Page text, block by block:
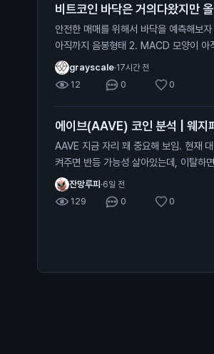
비트코인 바닥은 거의다왔지만
안전한 매매를 위해서 바닥을 예측해보자 현재 자리에서 풀매수는 비추하는 이유 1. 하이킨아시 주봉이
아직까지 음봉형태 2. MACD 모양이 아직 바닥 안쪽으로 더 들어가야함 3. 스톡캐스틱 모양 또한 쌍
바닥형태로 내려가고 있는 진행형 상태라 추가하
다가 더 떨어지면 풀매수하냐? 그건 또 아님 지금부터 서서히 10~20%씩 신저점 갱신할때마다
보는게 제일 베스트
grayscale·17시간 전
12 0 0
에이브(AAVE) 코인 분석 | 웨지
AAVE 지금 자리 꽤 중요해 보임. 현재 대형 웨지 하단 지지선인 96.3달러 부근 테스트 중임. 여기 지
켜주면 반등 가능성 살아있는데, 이탈하면 하락 힘이
점, 저점이 계속 낮아지는 흐름이라 아직은 곰들이 조금
심 지지 94.7달러 - 1차 하락 목표 92.6달러 - 지지 깨지면 다음 목표 반대로 98.2달러 다시 회복하
면 이번 하락 시나리오는 무효로 볼 수 있고,
잔망루피 ·6일 전
129 0 0